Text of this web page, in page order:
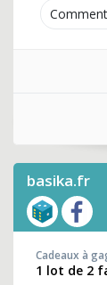
basika.fr
Cadeaux à
1 lot de 2